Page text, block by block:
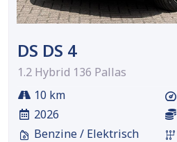
DS DS 4
1.2 Hybrid 136 Pallas
10 km
2026
Benzine / Elektrisch